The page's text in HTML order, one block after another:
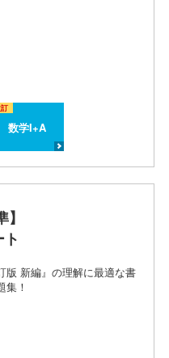
数学I+A
版 新編』の理解に最適な書
集！